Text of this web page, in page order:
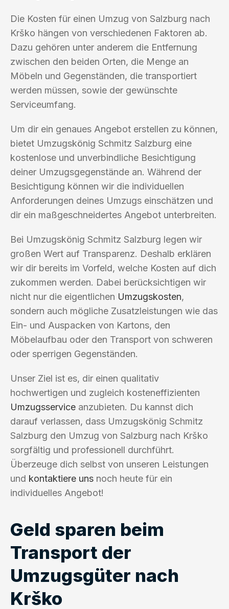
Die Kosten für einen Umzug von Salzburg nach
Krško hängen von verschiedenen Faktoren ab.
Dazu gehören unter anderem die Entfernung
zwischen den beiden Orten, die Menge an
Möbeln und Gegenständen, die transportiert
werden müssen, sowie der gewünschte
Serviceumfang.
Um dir ein genaues Angebot erstellen zu können,
bietet Umzugskönig Schmitz Salzburg eine
kostenlose und unverbindliche Besichtigung
deiner Umzugsgegenstände an. Während der
Besichtigung können wir die individuellen
Anforderungen deines Umzugs einschätzen und
dir ein maßgeschneidertes Angebot unterbreiten.
Bei Umzugskönig Schmitz Salzburg legen wir
großen Wert auf Transparenz. Deshalb erklären
wir dir bereits im Vorfeld, welche Kosten auf dich
zukommen werden. Dabei berücksichtigen wir
nicht nur die eigentlichen Umzugskosten,
sondern auch mögliche Zusatzleistungen wie das
Ein- und Auspacken von Kartons, den
Möbelaufbau oder den Transport von schweren
oder sperrigen Gegenständen.
Unser Ziel ist es, dir einen qualitativ
hochwertigen und zugleich kosteneffizienten
Umzugsservice anzubieten. Du kannst dich
darauf verlassen, dass Umzugskönig Schmitz
Salzburg den Umzug von Salzburg nach Krško
sorgfältig und professionell durchführt.
Überzeuge dich selbst von unseren Leistungen
und kontaktiere uns noch heute für ein
individuelles Angebot!
Geld sparen beim
Transport der
Umzugsgüter nach
Krško